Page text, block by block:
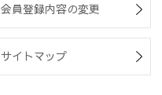
会員登録内容の変更
サイトマップ